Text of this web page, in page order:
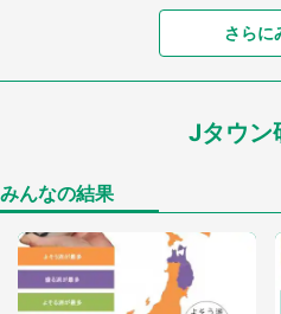
あまりにも四角す
家に〝デカい蛾〟
「○○がない街に住
人驚がく 何が存在
さらに
Jタウン
みんなの結果